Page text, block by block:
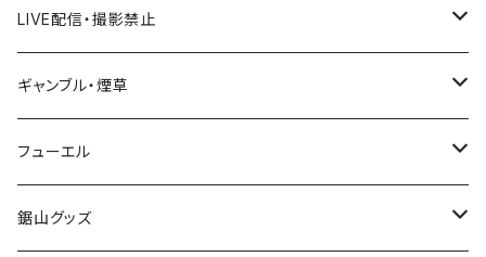
国道700～799号線
ROUTE600～699号線
ROUTE700～799号線
ROUTE 600～699号線
ROUTE 700～799号線
ROUTE 600～699号線
ROUTE 700～799号線
Tシャツ
ステッカー
山形県
福島県
茨城県
栃木県
LIVE配信・撮影禁止
LIVE配信禁止
撮影禁止
ギャンブル・煙草
ホテルキーホルダー
たばこ・禁煙ステッカー
フューエル
ステッカー
鋸山グッズ